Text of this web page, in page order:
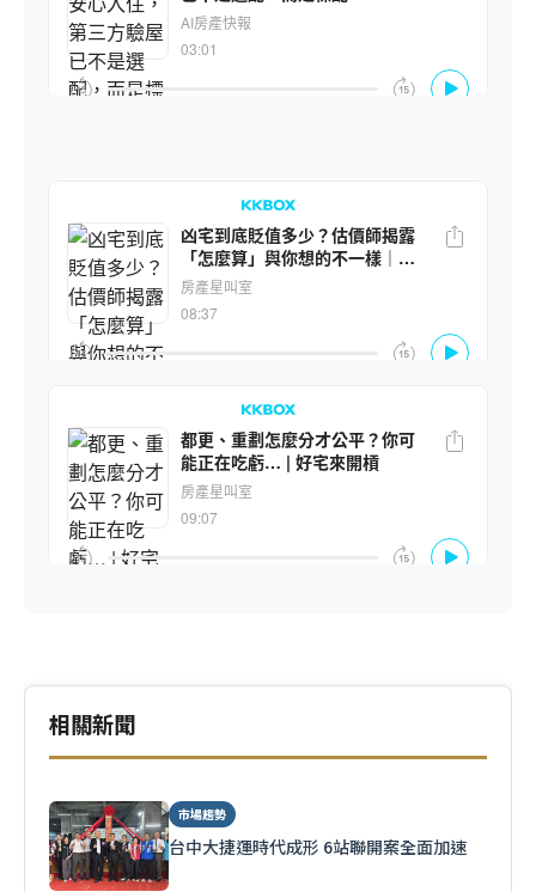
相關新聞
市場趨勢
台中大捷運時代成形 6站聯開案全面加速